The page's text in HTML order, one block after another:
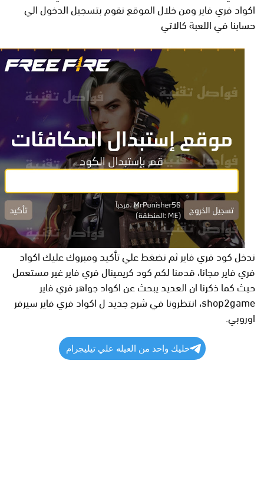
اكواد فري فاير ومن خلال الموقع نقوم بتسجيل الدخول الي
حسابنا في اللعبة كالاتي
ندخل كود فري فاير ثم نضغط علي تأكيد ومبروك عليك اكواد
فري فاير مجانا، قدمنا لكم كود كريمينال فري فاير غير مستعمل
حيث كما ذكرنا ان العديد يبحث عن اكواد جواهر فري فاير
shop2game، انتظرونا في شرح جديد ل اكواد فري فاير سيرفر
اوروبي.
خليك واحد من العيله علي تيليجرام